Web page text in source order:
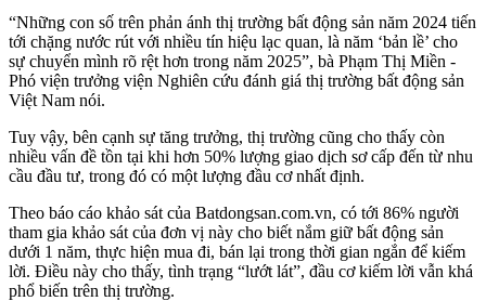
“Những con số trên phản ánh thị trường bất động sản năm 2024 tiến
tới chặng nước rút với nhiều tín hiệu lạc quan, là năm ‘bản lề’ cho
sự chuyển mình rõ rệt hơn trong năm 2025”, bà Phạm Thị Miền -
Phó viện trưởng viện Nghiên cứu đánh giá thị trường bất động sản
Việt Nam nói.
Tuy vậy, bên cạnh sự tăng trưởng, thị trường cũng cho thấy còn
nhiều vấn đề tồn tại khi hơn 50% lượng giao dịch sơ cấp đến từ nhu
cầu đầu tư, trong đó có một lượng đầu cơ nhất định.
Theo báo cáo khảo sát của Batdongsan.com.vn, có tới 86% người
tham gia khảo sát của đơn vị này cho biết nắm giữ bất động sản
dưới 1 năm, thực hiện mua đi, bán lại trong thời gian ngắn để kiếm
lời. Điều này cho thấy, tình trạng “lướt lát”, đầu cơ kiếm lời vẫn khá
phổ biến trên thị trường.